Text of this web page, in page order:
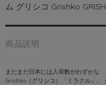
ム グリシコ Grishko
商品説明
まだまだ日本には入荷数がわずかな
Grishko（グリシコ）「ミラクル」。